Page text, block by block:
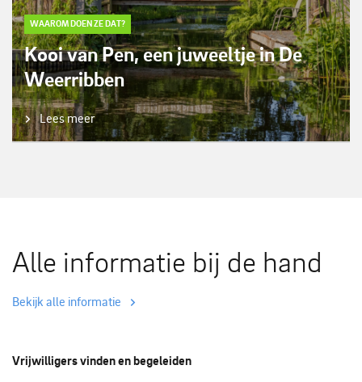
WAAROM DOEN ZE DAT?
Kooi van Pen, een juweeltje in De
Weerribben
Lees meer
Alle informatie bij de hand
Bekijk alle informatie
Vrijwilligers vinden en begeleiden